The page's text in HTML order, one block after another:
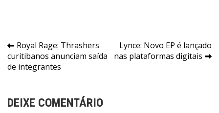
Navegação
de
Royal Rage: Thrashers
curitibanos anunciam saída
de integrantes
Lynce: Novo EP é lançado
nas plataformas digitais
DEIXE COMENTÁRIO